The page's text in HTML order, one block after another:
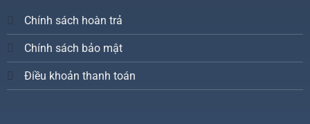
Chính sách hoàn trả
Chính sách bảo mật
Điều khoản thanh toán